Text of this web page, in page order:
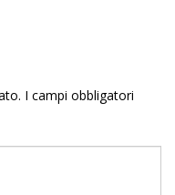
I campi obbligatori